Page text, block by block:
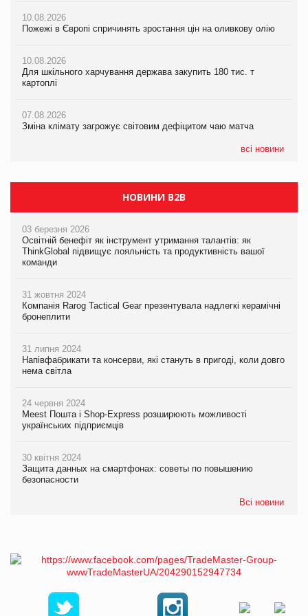
10.08.2026
Пожежі в Європі спричинять зростання цін на оливкову олію
10.08.2026
Для шкільного харчування держава закупить 180 тис. т
картоплі
07.08.2026
Зміна клімату загрожує світовим дефіцитом чаю матча
всі новини
07.08.2026
07.08.2026
EVA.UA запустила кампанію «Хто б знав» про асортимент,
Зміна клімату загрожує світовим дефіцитом чаю матча
Криза у Китаї може спричинити великі потрясіння для світової
економіки
Kraft Heinz скоротила збиток у першому півріччі
НОВИНИ B2B
03 березня 2026
Освітній бенефіт як інструмент утримання талантів: як
ThinkGlobal підвищує лояльність та продуктивність вашої
команди
31 жовтня 2024
Компанія Rarog Tactical Gear презентувала надлегкі керамічні
бронеплити
31 липня 2024
Напівфабрикати та консерви, які стануть в пригоді, коли довго
нема світла
24 червня 2024
Meest Пошта і Shop-Express розширюють можливості
українських підприємців
30 квітня 2024
Защита данных на смартфонах: советы по повышению
безопасности
Всі новини